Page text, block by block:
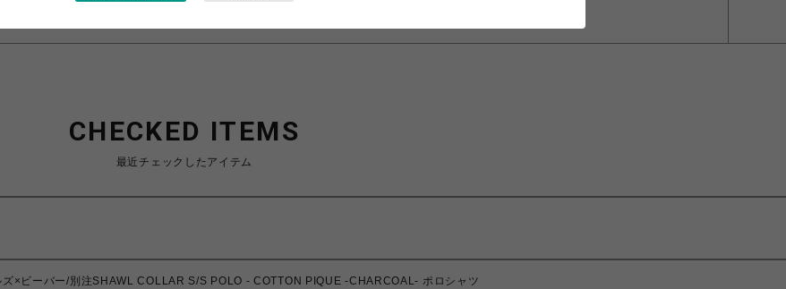
CHECKED ITEMS
最近チェックしたアイテム
×ビーバー/別注SHAWL COLLAR S/S POLO - COTTON PIQUE -CHARCOAL- ポロシャツ